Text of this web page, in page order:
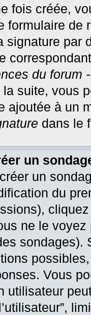
fois créée,
formulaire de
signature par
du forum
la suite, vous
ajoutée à un
dans le
un
un
du
ne le
sondages).
Vous
utilisateur